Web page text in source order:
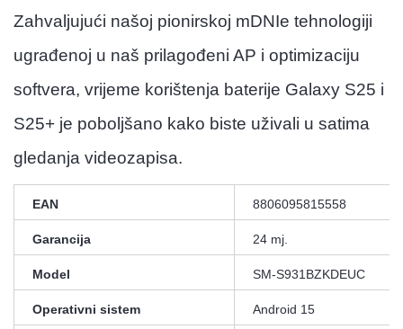
Zahvaljujući našoj pionirskoj mDNIe tehnologiji
ugrađenoj u naš prilagođeni AP i optimizaciju
softvera, vrijeme korištenja baterije Galaxy S25 i
S25+ je poboljšano kako biste uživali u satima
gledanja videozapisa.
EAN 8806095815558
Garancija 24 mj.
Model SM-S931BZKDEUC
Operativni sistem Android 15